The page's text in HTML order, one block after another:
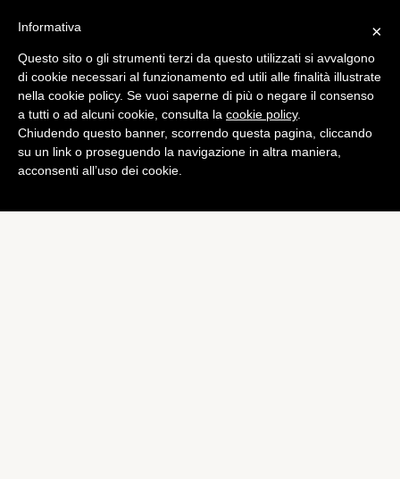
Tech
Nokia: qualcosa di
straordinario è in arrivo
di Alessandro Moretti
×
Informativa
Questo sito o gli strumenti terzi da questo utilizzati si avvalgono
di cookie necessari al funzionamento ed utili alle finalità illustrate
nella cookie policy. Se vuoi saperne di più o negare il consenso
a tutti o ad alcuni cookie, consulta la cookie policy.
Chiudendo questo banner, scorrendo questa pagina, cliccando
su un link o proseguendo la navigazione in altra maniera,
acconsenti all’uso dei cookie.